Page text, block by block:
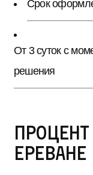
Срок
От 3 суток с
решения
Ереване